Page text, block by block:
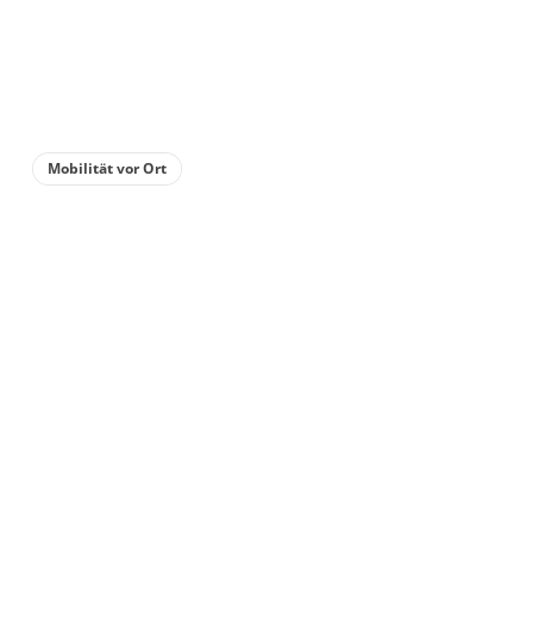
Mobilität vor Ort